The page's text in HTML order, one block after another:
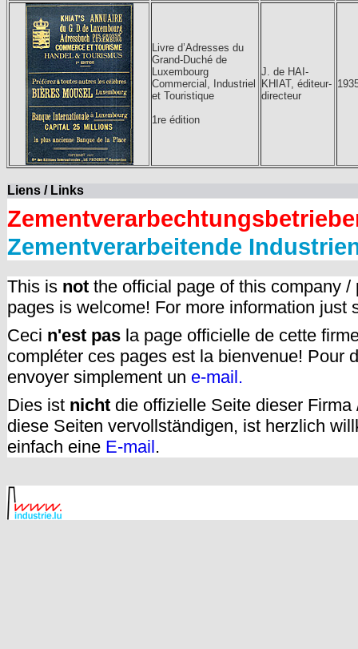
Livre d’Adresses du
Grand-Duché de
Luxembourg
Commercial, Industriel
et Touristique
1re édition
J. de HAI-
KHIAT, éditeur-
directeur
Liens / Links
Zementverarbeitende
This is not the official page of this company
pages is welcome! For more information just
Ceci n'est pas la page officielle de cette
compléter ces pages est la bienvenue! Pour
envoyer simplement un e-mail.
Dies ist nicht die offizielle Seite dieser
diese Seiten vervollständigen, ist herzlich
einfach eine E-mail.